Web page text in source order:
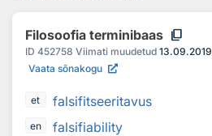
Filosoofia terminibaas content_copy
ID 452758 Viimati muudetud 13.09.2019
Vaata sõnakogu
et falsifitseeritavus
en falsifiability